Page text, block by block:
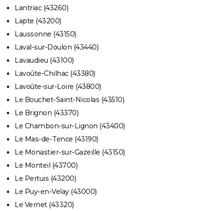
Lantriac (43260)
Lapte (43200)
Laussonne (43150)
Laval-sur-Doulon (43440)
Lavaudieu (43100)
Lavoûte-Chilhac (43380)
Lavoûte-sur-Loire (43800)
Le Bouchet-Saint-Nicolas (43510)
Le Brignon (43370)
Le Chambon-sur-Lignon (43400)
Le Mas-de-Tence (43190)
Le Monastier-sur-Gazeille (43150)
Le Monteil (43700)
Le Pertuis (43200)
Le Puy-en-Velay (43000)
Le Vernet (43320)